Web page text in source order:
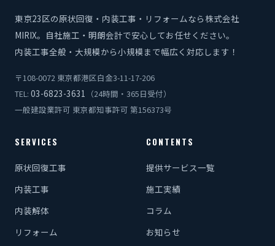
東京23区の原状回復・内装工事・リフォームなら株式会社
MIRIX。自社施工・明朗会計で安心してお任せください。
内装工事全般・大規模から小規模まで幅広く対応します！
〒108-0072 東京都港区白金3-11-17-206
TEL: 03-6823-3631
（24時間・365日受付）
一般建設業許可 東京都知事許可 第156373号
SERVICES
原状回復工事
内装工事
内装解体
リフォーム
CONTENTS
提供サービス一覧
施工実績
コラム
お知らせ